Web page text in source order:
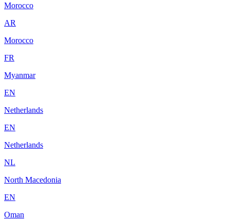
Morocco
AR
Morocco
FR
Myanmar
EN
Netherlands
EN
Netherlands
NL
North Macedonia
EN
Oman